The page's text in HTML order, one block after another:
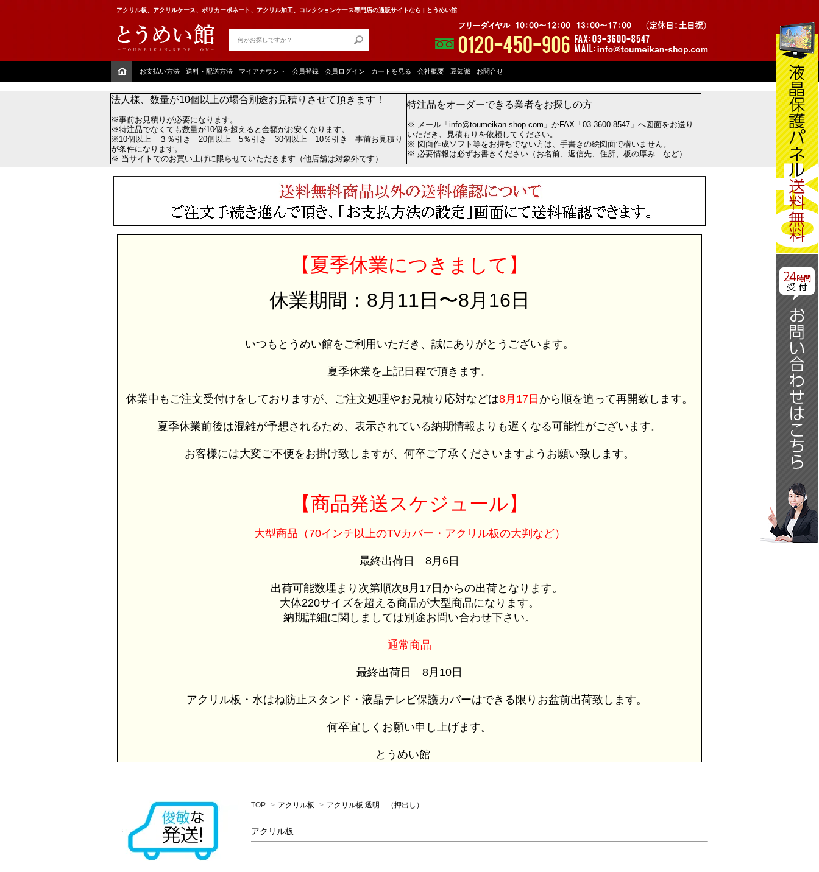
アクリル板、アクリルケース、ポリカーボネート、アクリル加工、コレクションケース専門店の通販サイトなら | とうめい館
お支払い方法 送料・配送方法 マイアカウント 会員登録 会員ログイン カートを見る 会社概要 豆知識 お問合せ
法人様、数量が10個以上の場合別途お見積りさせて頂きます！
※事前お見積りが必要になります。
※特注品でなくても数量が10個を超えると金額がお安くなります。
※10個以上 ３％引き 20個以上 5％引き 30個以上 10％引き 事前お見積り
が条件になります。
※ 当サイトでのお買い上げに限らせていただきます（他店舗は対象外です）
特注品をオーダーできる業者をお探しの方
※ メール「info@toumeikan-shop.com」かFAX「03-3600-8547」へ図面をお送り
いただき、見積もりを依頼してください。
※ 図面作成ソフト等をお持ちでない方は、手書きの絵図面で構いません。
※ 必要情報は必ずお書きください（お名前、返信先、住所、板の厚み など）
【夏季休業につきまして】
休業期間：8月11日〜8月16日
いつもとうめい館をご利用いただき、誠にありがとうございます。
夏季休業を上記日程で頂きます。
休業中もご注文受付けをしておりますが、ご注文処理やお見積り応対などは8月17日 から順を追って再開致します。
夏季休業前後は混雑が予想されるため、表示されている納期情報よりも遅くなる可能性がございます。
お客様には大変ご不便をお掛け致しますが、何卒ご了承くださいますようお願い致します。
【商品発送スケジュール】
大型商品（70インチ以上のTVカバー・アクリル板の大判など）
最終出荷日 8月6日
出荷可能数埋まり次第順次8月17日からの出荷となります。
大体220サイズを超える商品が大型商品になります。
納期詳細に関しましては別途お問い合わせ下さい。
通常商品
最終出荷日 8月10日
アクリル板・水はね防止スタンド・液晶テレビ保護カバーはできる限りお盆前出荷致します。
何卒宜しくお願い申し上げます。
とうめい館
TOP > アクリル板 > アクリル板 透明 （押出し）
アクリル板